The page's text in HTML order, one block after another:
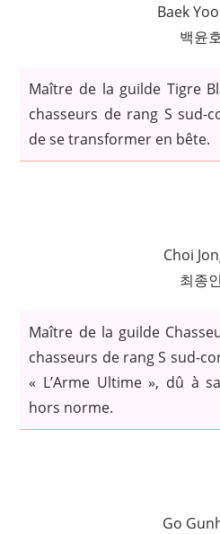
Baek
백윤
Maître de la guilde Tigre
chasseurs de rang S sud-
de se transformer en bête.
Choi
최종인
Maître de la guilde
chasseurs de rang S sud-
« L’Arme Ultime », dû à
hors norme.
Go